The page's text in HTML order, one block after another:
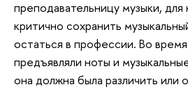
преподавательницу музыки,
критично сохранить
остаться в профессии. Во
предъявляли ноты и
она должна была различить или